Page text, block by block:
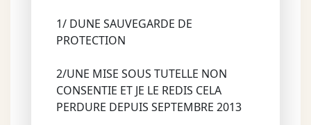
1/ DUNE SAUVEGARDE DE
PROTECTION
2/UNE MISE SOUS TUTELLE NON
CONSENTIE ET JE LE REDIS CELA
PERDURE DEPUIS SEPTEMBRE 2013